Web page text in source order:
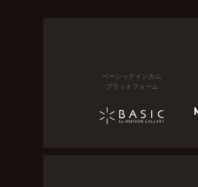
ベーシックインカム
プラットフォーム